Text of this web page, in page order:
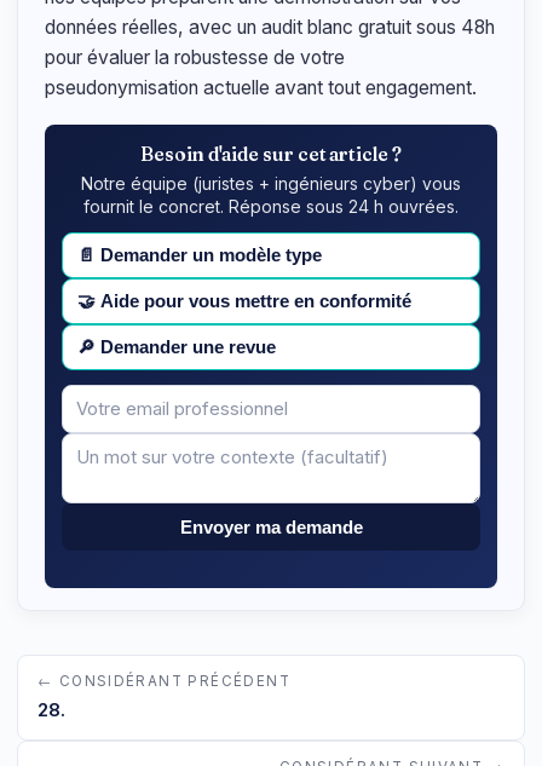
données réelles, avec un audit blanc gratuit sous 48h
pour évaluer la robustesse de votre
pseudonymisation actuelle avant tout engagement.
Besoin d'aide sur cet article ?
Notre équipe (juristes + ingénieurs cyber) vous
fournit le concret. Réponse sous 24 h ouvrées.
📄 Demander un modèle type
🤝 Aide pour vous mettre en conformité
🔎 Demander une revue
Votre
email
Message
Envoyer ma demande
← CONSIDÉRANT PRÉCÉDENT
28.